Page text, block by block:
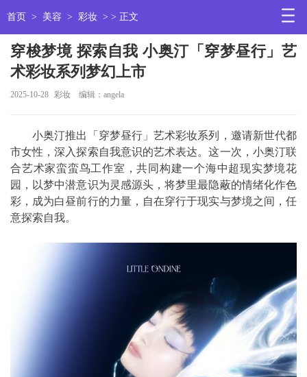
首页 > 美容 > 彩妆 > > 正文
穿梭梦境 探索自我 小奥汀「穿梦昼行」艺
术彩妆系列梦幻上市
2025-10-28 彩妆 编辑：angela
小奥汀推出「穿梦昼行」艺术彩妆系列，邀请新世代都
市女性，深入探索自我意识的艺术表达。这一次，小奥汀联
合艺术家蛮蛮鸟工作室，共同构建一个海中超现实梦境花
园，以梦中潜意识为灵感源头，将梦里最隐蔽的情绪化作色
彩，成为白昼前行的力量，自在穿行于现实与梦境之间，任
意探索自我。